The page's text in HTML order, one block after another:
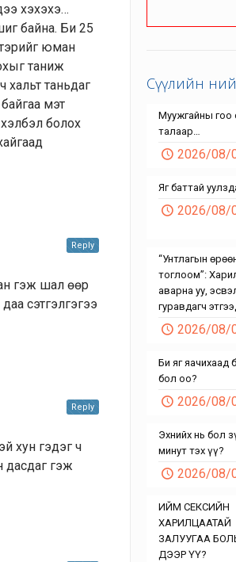
хэхэхэ…
байна. Би 25
тэрийг юман
таниж
хальт таньдаг
мэт
болох
гэж шал өөр
сэтгэлгэгээ
Reply
хун гэдэг ч
дасдаг гэж
Reply
Сүүлийн
Муужгайны гоо
талаар…
2026/08/
Яг баттай
2026/08/
“Унтлагын
тоглоом”:
аварна уу,
гуравдагч
2026/08/
Би яг яачихаад
бол оо?
2026/08/
Эхнийх нь бол
минут тэх үү?
2026/08/
ИЙМ СЕКСИЙН
ХАРИЛЦААТАЙ
ЗАЛУУГАА
ДЭЭР ҮҮ?